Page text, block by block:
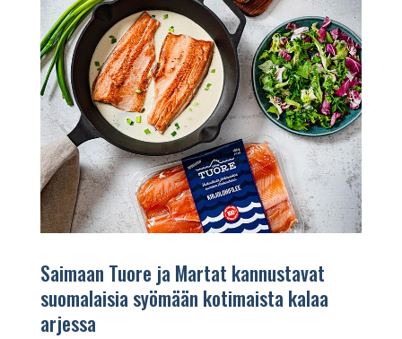
Saimaan Tuore ja Martat kannustavat
suomalaisia syömään kotimaista kalaa
arjessa